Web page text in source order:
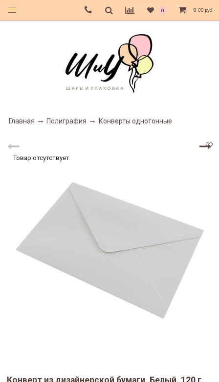
0 0.00 руб
Главная Полиграфия Конверты однотонные
Товар отсутствует